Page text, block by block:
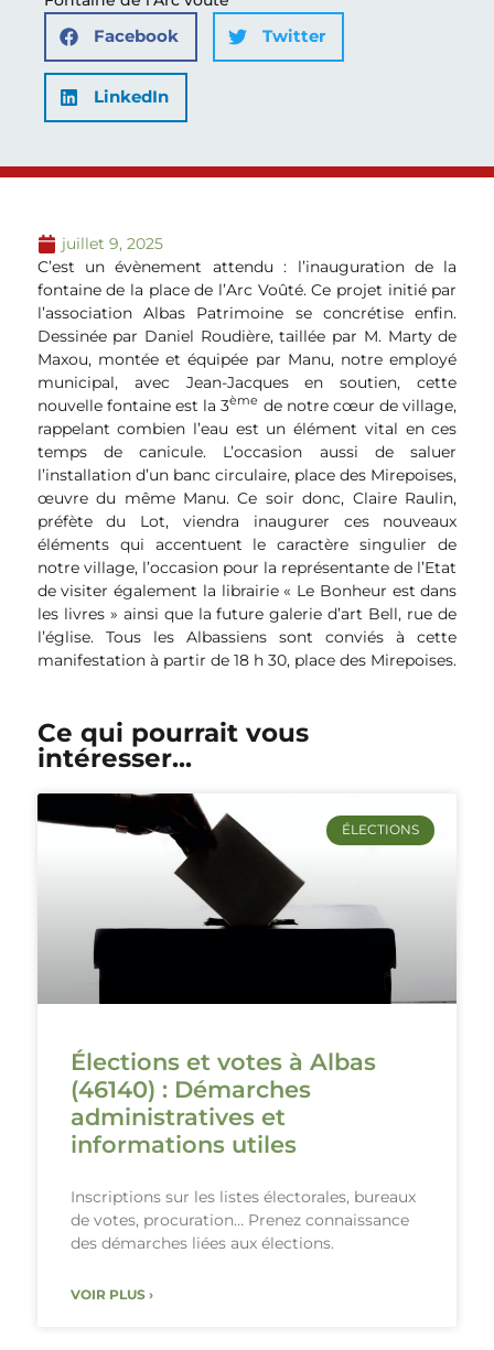
Facebook Twitter
LinkedIn
juillet 9, 2025
C’est un évènement attendu : l’inauguration de la
fontaine de la place de l’Arc Voûté. Ce projet initié par
l’association Albas Patrimoine se concrétise enfin.
Dessinée par Daniel Roudière, taillée par M. Marty de
Maxou, montée et équipée par Manu, notre employé
municipal, avec Jean-Jacques en soutien, cette
nouvelle fontaine est la 3ème de notre cœur de village,
rappelant combien l’eau est un élément vital en ces
temps de canicule. L’occasion aussi de saluer
l’installation d’un banc circulaire, place des Mirepoises,
œuvre du même Manu. Ce soir donc, Claire Raulin,
préfète du Lot, viendra inaugurer ces nouveaux
éléments qui accentuent le caractère singulier de
notre village, l’occasion pour la représentante de l’Etat
de visiter également la librairie « Le Bonheur est dans
les livres » ainsi que la future galerie d’art Bell, rue de
l’église. Tous les Albassiens sont conviés à cette
manifestation à partir de 18 h 30, place des Mirepoises.
Ce qui pourrait vous
intéresser...
ÉLECTIONS
Élections et votes à Albas
(46140) : Démarches
administratives et
informations utiles
Inscriptions sur les listes électorales, bureaux
de votes, procuration… Prenez connaissance
des démarches liées aux élections.
VOIR PLUS ›